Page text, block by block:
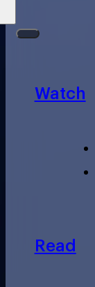
Watch
Read